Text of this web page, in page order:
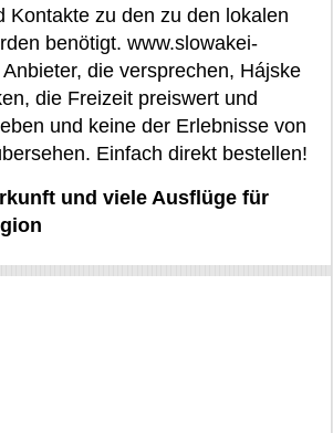
Kontakte zu den zu den lokalen
benötigt. www.slowakei-
die versprechen, Hájske
die Freizeit preiswert und
und keine der Erlebnisse von
Einfach direkt bestellen!
und viele Ausflüge für